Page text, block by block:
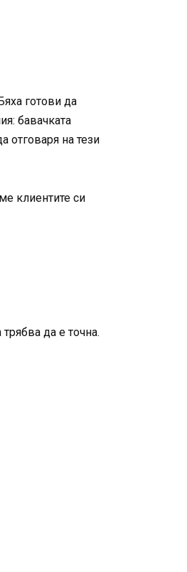
готови да
бавачката
отговаря на тези
клиентите си
да е точна.